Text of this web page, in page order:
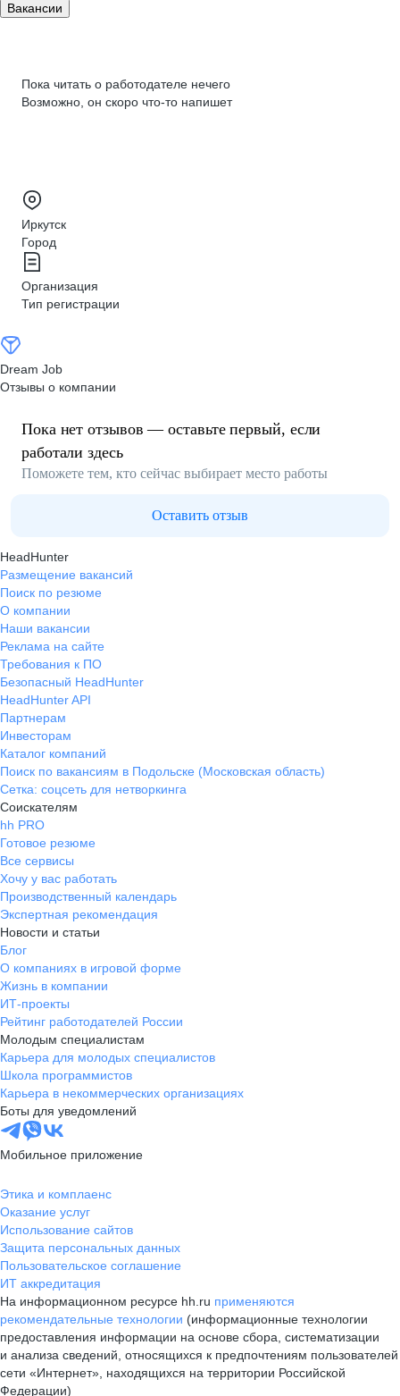
Вакансии
Пока читать о работодателе нечего
Возможно, он скоро что‑то напишет
Иркутск
Город
Организация
Тип регистрации
Dream Job
Отзывы о компании
Пока нет отзывов — оставьте первый, если
работали здесь
Поможете тем, кто сейчас выбирает место работы
Оставить отзыв
HeadHunter
Размещение вакансий
Поиск по резюме
О компании
Наши вакансии
Реклама на сайте
Требования к ПО
Безопасный HeadHunter
HeadHunter API
Партнерам
Инвесторам
Каталог компаний
Поиск по вакансиям в Подольске (Московская область)
Сетка: соцсеть для нетворкинга
Соискателям
hh PRO
Готовое резюме
Все сервисы
Хочу у вас работать
Производственный календарь
Экспертная рекомендация
Новости и статьи
Блог
О компаниях в игровой форме
Жизнь в компании
ИТ-проекты
Рейтинг работодателей России
Молодым специалистам
Карьера для молодых специалистов
Школа программистов
Карьера в некоммерческих организациях
Боты для уведомлений
Мобильное приложение
Этика и комплаенс
Оказание услуг
Использование сайтов
Защита персональных данных
Пользовательское соглашение
ИТ аккредитация
На информационном ресурсе hh.ru применяются
рекомендательные технологии (информационные технологии
предоставления информации на основе сбора, систематизации
и анализа сведений, относящихся к предпочтениям пользователей
сети «Интернет», находящихся на территории Российской
Федерации)